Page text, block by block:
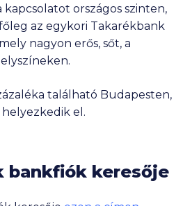
országos szinten,
az egykori Takarékbank
nagyon erős, sőt, a
található Budapesten,
el.
bankfiók keresője